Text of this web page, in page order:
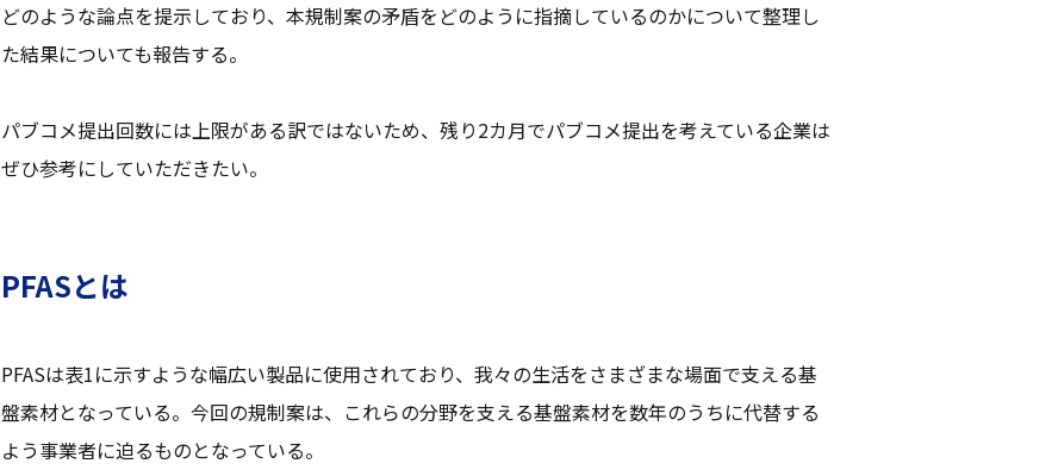
どのような論点を提示しており、本規制案の矛盾をどのように指摘しているのかについて整理し
た結果についても報告する。
パブコメ提出回数には上限がある訳ではないため、残り2カ月でパブコメ提出を考えている企業は
ぜひ参考にしていただきたい。
PFASとは
PFASは表1に示すような幅広い製品に使用されており、我々の生活をさまざまな場面で支える基
盤素材となっている。今回の規制案は、これらの分野を支える基盤素材を数年のうちに代替する
よう事業者に迫るものとなっている。